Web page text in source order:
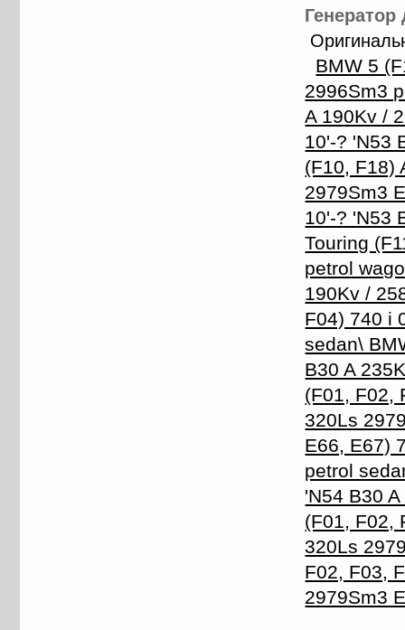
BMW 5
2996Sm3
A 190Kv /
10'-? 'N53
(F10, F18)
2979Sm3
10'-? 'N53
Touring
petrol
190Kv /
F04) 740 i
sedan\
B30 A
(F01, F02,
320Ls
E66, E67)
petrol
'N54 B30
(F01, F02,
320Ls
F02, F03,
2979Sm3